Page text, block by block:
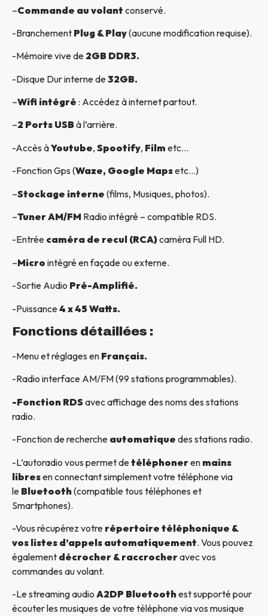
–Commande au volant conservé.
-Branchement Plug & Play(aucune modification requise).
-Mémoire vive de 2GB DDR3.
-Disque Dur interne de32GB.
–Wifi intégré : Accédez à internet partout.
–2 Ports USBà l’arrière.
-Accès àYoutube, Spootify, Film etc…
-Fonction Gps (Waze, Google Mapsetc…)
–Stockage interne (films, Musiques, photos).
–Tuner AM/FM Radio intégré – compatible RDS.
-Entrée caméra de recul (RCA)caméra Full HD.
–Micro intégré en façade ou externe.
-Sortie Audio Pré-Amplifié.
-Puissance4 x 45 Watts.
Fonctions détaillées :
-Menu et réglages en Français.
-Radio interface AM/FM (99 stations programmables).
-Fonction RDSavec affichage des noms des stations
radio.
-Fonction de recherche automatique des stations radio.
-L’autoradio vous permet detéléphoneren mains
libresen connectant simplement votre téléphone via
le Bluetooth(compatible tous téléphones et
Smartphones).
-Vous récupérez votre répertoire téléphonique &
vos listes d’appels automatiquement. Vous pouvez
également décrocher & raccrocheravec vos
commandes au volant.
-Le streaming audio A2DP Bluetoothest supporté pour
écouter les musiques de votre téléphone via vos musique